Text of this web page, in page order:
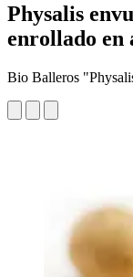
Physalis
enrollado en
Bio Balleros